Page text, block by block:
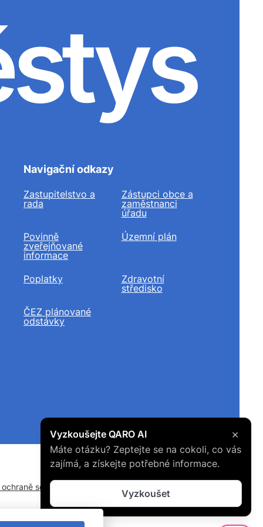
Navigační odkazy
Zastupitelstvo a
rada
Zástupci obce a
zaměstnanci
úřadu
Povinně
zveřejňované
informace
Územní plán
Poplatky
Zdravotní
středisko
ČEZ plánované
odstávky
soukromí
×
Vyzkoušejte QARO AI
Máte otázku? Zeptejte se na cokoli, co vás
zajímá, a získejte potřebné informace.
Vyzkoušet